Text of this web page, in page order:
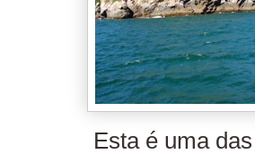
Esta é uma